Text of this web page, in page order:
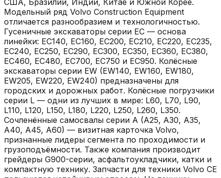
Модельный ряд Volvo Construction Equipment
отличается разнообразием и технологичностью.
Гусеничные экскаваторы серии EC — основа
линейки: EC140, EC160, EC200, EC210, EC220, EC235,
EC240, EC250, EC290, EC300, EC350, EC360, EC380,
EC460, EC480, EC700, EC750 и EC950. Колёсные
экскаваторы серии EW (EW140, EW160, EW180,
EW205, EW220, EW240) предназначены для
городских и дорожных работ. Колёсные погрузчики
серии L — одни из лучших в мире: L60, L70, L90,
L110, L120, L150, L180, L220, L250, L260, L350.
Сочленённые самосвалы серии A (A25, A30, A35,
A40, A45, A60) — визитная карточка Volvo,
признанные лидеры сегмента по проходимости и
грузоподъёмности. Также компания производит
грейдеры G900-серии, асфальтоукладчики, катки и
компактную технику. Запчасти для техники Volvo CE